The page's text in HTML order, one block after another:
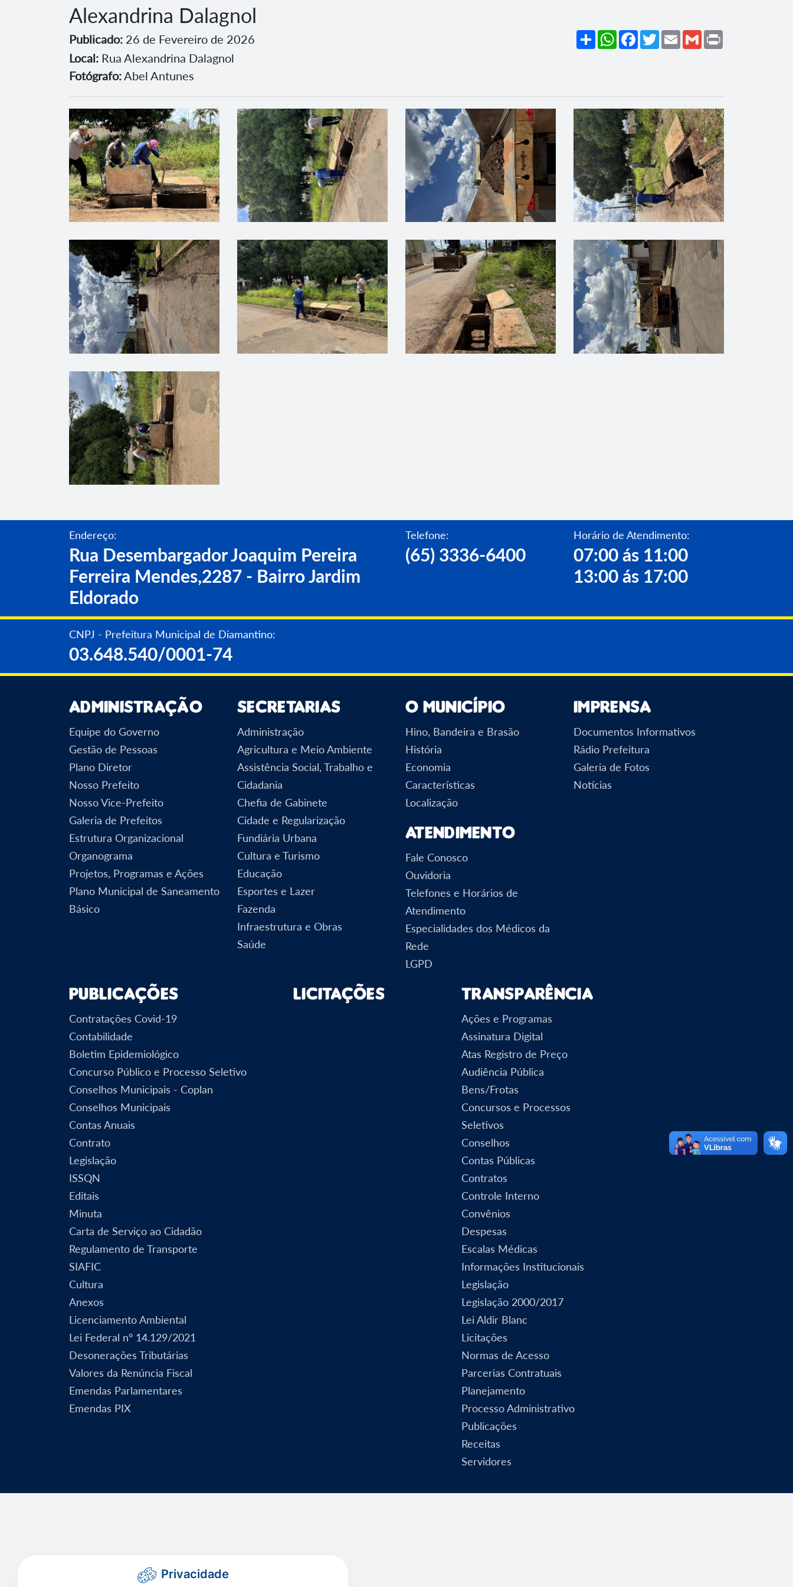
Alexandrina Dalagnol
Publicado: 26 de Fevereiro de 2026 ShareWhatsApp
Facebook
TwitterEmailGmail
Local: Rua Alexandrina Dalagnol
Fotógrafo:Abel Antunes
Endereço:
Rua Desembargador Joaquim Pereira
Ferreira Mendes,2287 - Bairro Jardim
Eldorado
Telefone:
(65) 3336-6400
Horário de Atendimento:
07:00 ás 11:00
13:00 ás 17:00
CNPJ - Prefeitura Municipal de Diamantino:
03.648.540/0001-74
Administração
Equipe do Governo
Gestão de Pessoas
Plano Diretor
Nosso Prefeito
Nosso Vice-Prefeito
Galeria de Prefeitos
Estrutura Organizacional
Organograma
Projetos, Programas e Ações
Plano Municipal de Saneamento
Básico
Secretarias
Administração
Agricultura e Meio Ambiente
Assistência Social, Trabalho e
Cidadania
Chefia de Gabinete
Cidade e Regularização
Fundiária Urbana
Cultura e Turismo
Educação
Esportes e Lazer
Fazenda
Infraestrutura e Obras
Saúde
O Município
Hino, Bandeira e Brasão
História
Economia
Características
Localização
Atendimento
Fale Conosco
Ouvidoria
Telefones e Horários de
Atendimento
Especialidades dos Médicos da
Rede
LGPD
Imprensa
Documentos Informativos
Rádio Prefeitura
Galeria de Fotos
Notícias
Publicações
Contratações Covid-19
Contabilidade
Boletim Epidemiológico
Concurso Público e Processo Seletivo
Conselhos Municipais - Coplan
Conselhos Municipais
Contas Anuais
Contrato
Legislação
ISSQN
Editais
Minuta
Carta de Serviço ao Cidadão
Regulamento de Transporte
SIAFIC
Cultura
Anexos
Licenciamento Ambiental
Lei Federal nº 14.129/2021
Desonerações Tributárias
Valores da Renúncia Fiscal
Emendas Parlamentares
Emendas PIX
Licitações Transparência
Ações e Programas
Assinatura Digital
Atas Registro de Preço
Audiência Pública
Bens/Frotas
Concursos e Processos
Seletivos
Conselhos
Contas Públicas
Contratos
Controle Interno
Convênios
Despesas
Escalas Médicas
Informações Institucionais
Legislação
Legislação 2000/2017
Lei Aldir Blanc
Licitações
Normas de Acesso
Parcerias Contratuais
Planejamento
Processo Administrativo
Publicações
Receitas
Servidores
Privacidade